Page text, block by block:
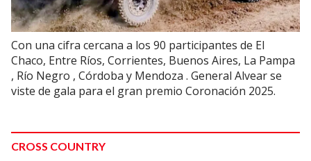
Con una cifra cercana a los 90 participantes de El
Chaco, Entre Ríos, Corrientes, Buenos Aires, La Pampa
, Río Negro , Córdoba y Mendoza . General Alvear se
viste de gala para el gran premio Coronación 2025.
CROSS COUNTRY